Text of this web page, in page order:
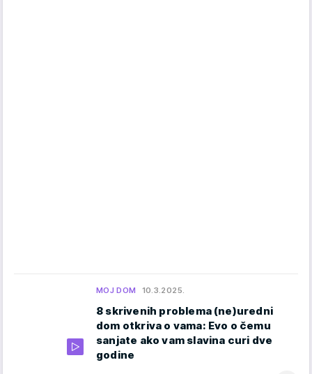
MOJ DOM 10.3.2025.
8 skrivenih problema (ne)uredni
dom otkriva o vama: Evo o čemu
sanjate ako vam slavina curi dve
godine